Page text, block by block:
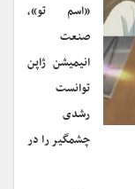
«اسم تو»،
صنعت
انیمیشن ژاپن
توانست
رشدی
چشمگیر را در